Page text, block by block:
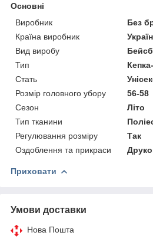
Основні
Виробник
Без
Країна виробник
Вид виробу
Тип
Стать
Розмір головного убору
56-58
Сезон
Літо
Тип тканини
Регулювання розміру
Так
Оздоблення та прикраси
Приховати
Умови доставки
Нова Пошта